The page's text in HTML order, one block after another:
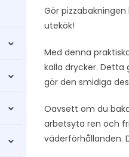
Gör
utekök!
Med denna
kalla drycker.
gör den smidiga
Oavsett om du
arbetsyta ren och
väderförhållanden.